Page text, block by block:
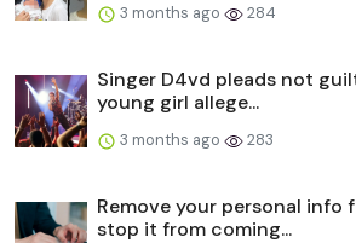
3 months ago 284
Singer D4vd pleads not
young girl allege...
3 months ago 283
Remove your personal info
stop it from coming...